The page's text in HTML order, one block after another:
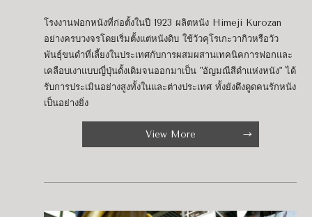
โรงงานฟอกหนังที่ก่อตั้งในปี 1923 ผลิตหนัง Himeji Kurozan
อย่างครบวงจรโดยเริ่มตั้งแต่หนังดิบ ใช้วัวคุโรเกะวากิวหรือวัว
พันธุ์ขนดำที่เลี้ยงในประเทศกับการผสมผสานเทคนิคการฟอกและ
เคลือบเงาแบบญี่ปุ่นดั้งเดิมจนออกมาเป็น "อัญมณีสีดำแห่งหนัง" ได้
รับการประเมินอย่างสูงทั้งในและต่างประเทศ ทั้งยังดึงดูดคนรักหนัง
เป็นอย่างยิ่ง
View More